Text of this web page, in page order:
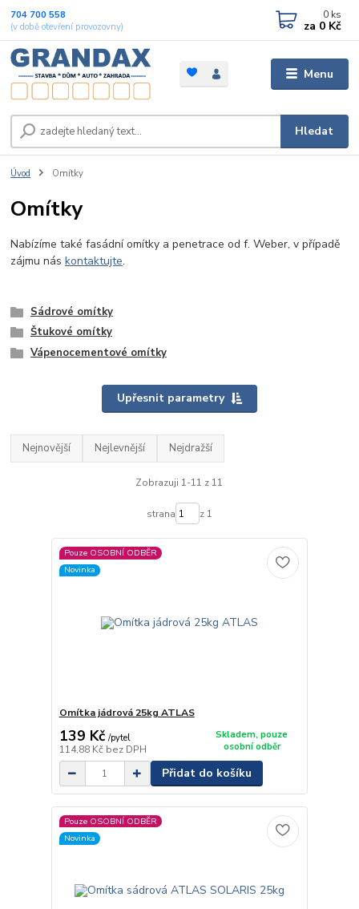
Menu
Hledat
704 700 558
(v době otevření provozovny)
0 ks
za 0 Kč
Úvod Omítky
Omítky
Nabízíme také fasádní omítky a penetrace od f. Weber, v případě
zájmu náskontaktujte.
Sádrové omítky
Štukové omítky
Vápenocementové omítky
Upřesnit parametry
Nejnovější Nejlevnější Nejdražší
Zobrazuji 1-11 z 11
strana z 1
Pouze OSOBNÍ ODBĚR
Novinka
Omítka jádrová 25kg ATLAS
139 Kč /pytel
114,88 Kč bez DPH
Skladem, pouze
osobní odběr
Přidat do košíku
Pouze OSOBNÍ ODBĚR
Novinka